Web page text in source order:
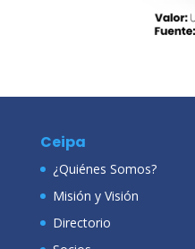
Ceipa
¿Quiénes Somos?
Misión y Visión
Directorio